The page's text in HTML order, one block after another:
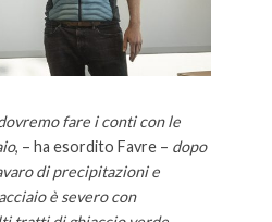
fare i conti con le
, – ha esordito Favre – dopo
di precipitazioni e
è severo con